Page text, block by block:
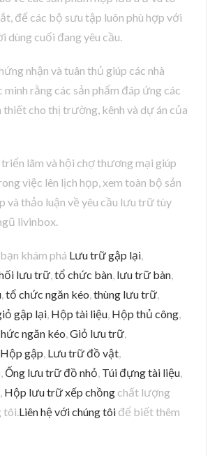
để các bộ sưu tập luôn phù hợp với
dùng cuối đang yêu cầu.
nhận và tuân thủ giúp các nhà
minh rằng các sản phẩm đáp ứng các
thiết cho thị trường, kênh và dự án của
lãm và hội chợ thương mại giúp
việc lên lịch họp, xem toàn bộ sản
và thảo luận về yêu cầu lưu trữ tùy
livinbox.
khám phá Lưu trữ gập lại,
lưu trữ,tổ chức bàn, lưu trữ bàn,
,tổ chức ngăn kéo,thùng lưu trữ,
gập lại, Hộp tài liệu, Hộp thủ công,
ngăn kéo,Giỏ lưu trữ,
Hộp gập, Lưu trữ đồ vật,
, Ống lưu trữ đồ nhỏ, Túi đựng tài liệu,
, Hộp lưu trữ xếp chồng chất lượng
tôi.Liên hệ với chúng tôi để biết thêm